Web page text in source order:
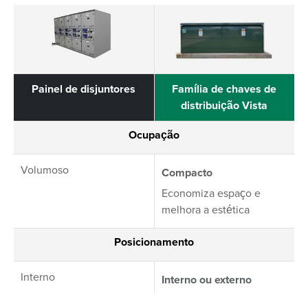
Matriz de comparação da chave
Painel de disjuntores
Família de chaves de
distribuição Vista
Ocupação
Volumoso Compacto
Economiza espaço e
melhora a estética
Posicionamento
Interno Interno ou externo